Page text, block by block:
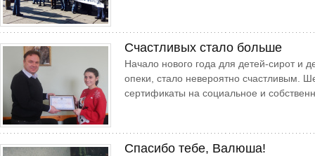
Счастливых стало больше
Начало нового года для детей-сирот и
опеки, стало невероятно счастливым.
сертификаты на социальное и
Спасибо тебе, Валюша!